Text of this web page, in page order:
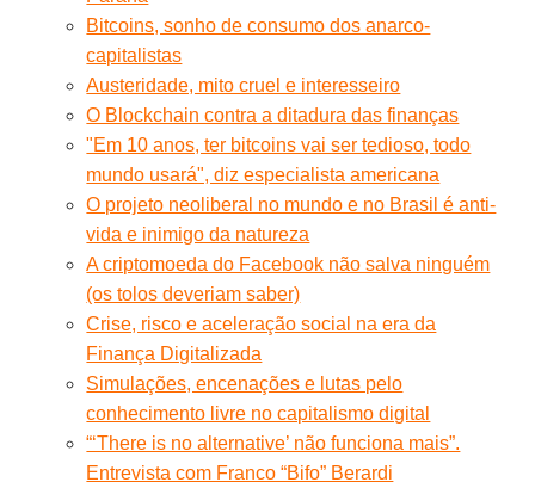
Bitcoins, sonho de consumo dos anarco-
capitalistas
Austeridade, mito cruel e interesseiro
O Blockchain contra a ditadura das finanças
"Em 10 anos, ter bitcoins vai ser tedioso, todo
mundo usará", diz especialista americana
O projeto neoliberal no mundo e no Brasil é anti-
vida e inimigo da natureza
A criptomoeda do Facebook não salva ninguém
(os tolos deveriam saber)
Crise, risco e aceleração social na era da
Finança Digitalizada
Simulações, encenações e lutas pelo
conhecimento livre no capitalismo digital
“‘There is no alternative’ não funciona mais”.
Entrevista com Franco “Bifo” Berardi